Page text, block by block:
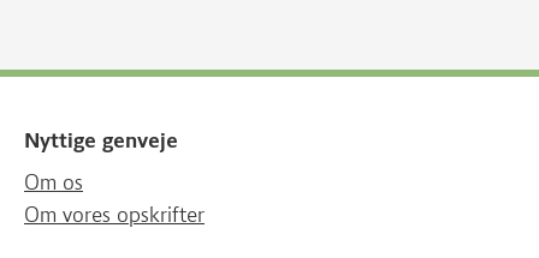
Nyttige genveje
Om os
Om vores opskrifter